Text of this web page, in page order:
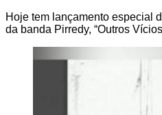
Hoje tem lançamento especial
da banda Pirredy, “Outros